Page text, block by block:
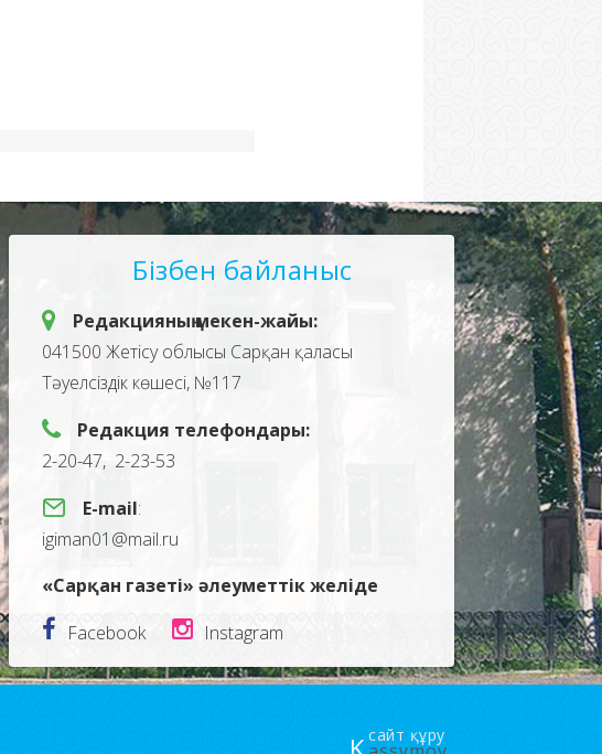
Бізбен байланыс
Редакцияның мекен-жайы:
041500 Жетісу облысы Сарқан қаласы
Тәуелсіздік көшесі, №117
Редакция телефондары:
2-20-47, 2-23-53
E-mail:
igiman01@mail.ru
«Сарқан газеті» әлеуметтік желіде
Facebook
Instagram
сайт құру